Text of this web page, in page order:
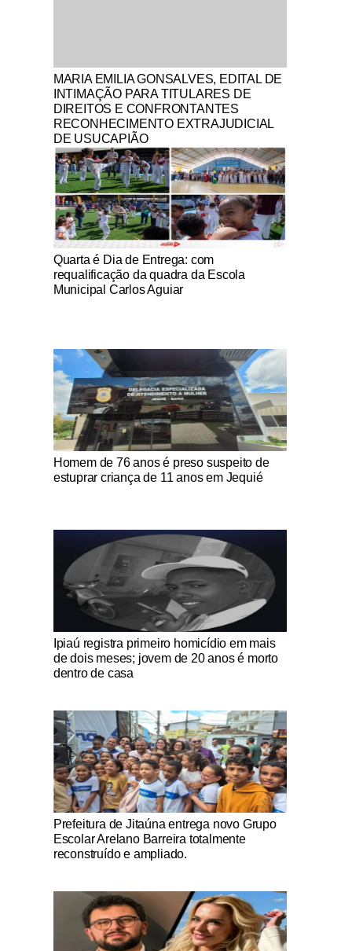
Notícias Católicas
MARIA EMILIA GONSALVES, EDITAL DE
INTIMAÇÃO PARA TITULARES DE
DIREITOS E CONFRONTANTES
RECONHECIMENTO EXTRAJUDICIAL
DE USUCAPIÃO
Notícias Católicas
Quarta é Dia de Entrega: com
requalificação da quadra da Escola
Municipal Carlos Aguiar
Notícias Católicas
Homem de 76 anos é preso suspeito de
estuprar criança de 11 anos em Jequié
Notícias Católicas
Ipiaú registra primeiro homicídio em mais
de dois meses; jovem de 20 anos é morto
dentro de casa
Notícias Católicas
Prefeitura de Jitaúna entrega novo Grupo
Escolar Arelano Barreira totalmente
reconstruído e ampliado.